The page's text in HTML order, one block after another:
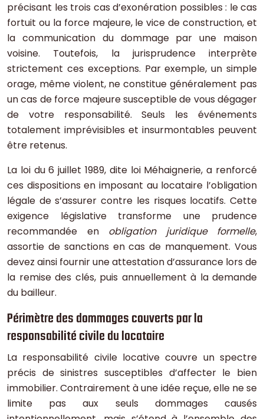
précisant les trois cas d’exonération possibles : le cas
fortuit ou la force majeure, le vice de construction, et
la communication du dommage par une maison
voisine. Toutefois, la jurisprudence interprète
strictement ces exceptions. Par exemple, un simple
orage, même violent, ne constitue généralement pas
un cas de force majeure susceptible de vous dégager
de votre responsabilité. Seuls les événements
totalement imprévisibles et insurmontables peuvent
être retenus.
La loi du 6 juillet 1989, dite loi Méhaignerie, a renforcé
ces dispositions en imposant au locataire l’obligation
légale de s’assurer contre les risques locatifs. Cette
exigence législative transforme une prudence
recommandée en obligation juridique formelle,
assortie de sanctions en cas de manquement. Vous
devez ainsi fournir une attestation d’assurance lors de
la remise des clés, puis annuellement à la demande
du bailleur.
Périmètre des dommages couverts par la
responsabilité civile du locataire
La responsabilité civile locative couvre un spectre
précis de sinistres susceptibles d’affecter le bien
immobilier. Contrairement à une idée reçue, elle ne se
limite pas aux seuls dommages causés